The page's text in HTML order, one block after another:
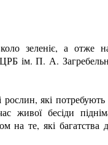
зеленіє, а отже
ім. П. А.
рослин, які
живої бесіди
на те, які